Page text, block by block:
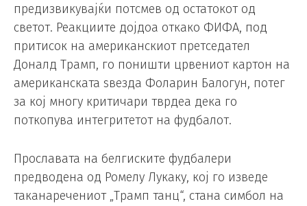
предизвикувајќи потсмев од остатокот од
светот. Реакциите дојдоа откако ФИФА, под
притисок на американскиот претседател
Доналд Трамп, го поништи црвениот картон на
американската ѕвезда Фоларин Балогун, потег
за кој многу критичари тврдеа дека го
поткопува интегритетот на фудбалот.
Прославата на белгиските фудбалери
предводена од Ромелу Лукаку, кој го изведе
таканаречениот „Трамп танц“, стана симбол на